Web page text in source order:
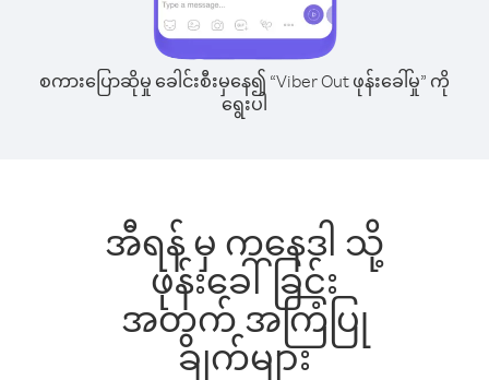
စကားပြောဆိုမှု ခေါင်းစီးမှနေ၍ “Viber Out ဖုန်းခေါ်မှု” ကို
ရွေးပါ
အီရန် မှ ကနေဒါ သို့
ဖုန်းခေါ်ခြင်း
အတွက် အကြံပြု
ချက်များ